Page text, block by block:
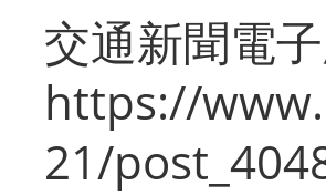
交通新聞電
https://
21/